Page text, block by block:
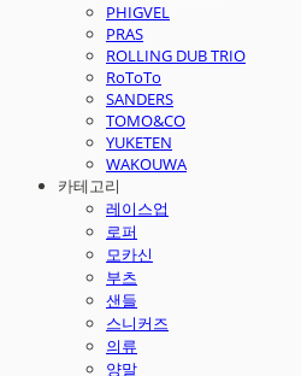
PHIGVEL
PRAS
ROLLING DUB TRIO
RoToTo
SANDERS
TOMO&CO
YUKETEN
WAKOUWA
카테고리
레이스업
로퍼
모카신
부츠
샌들
스니커즈
의류
양말